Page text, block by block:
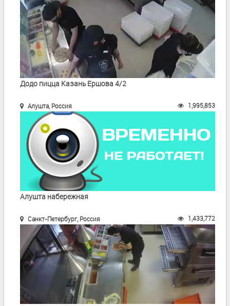
Додо пицца Казань Ершова 4/2
Алушта, Россия 1,995,853
Алушта набережная
Санкт-Петербург, Россия 1,433,772